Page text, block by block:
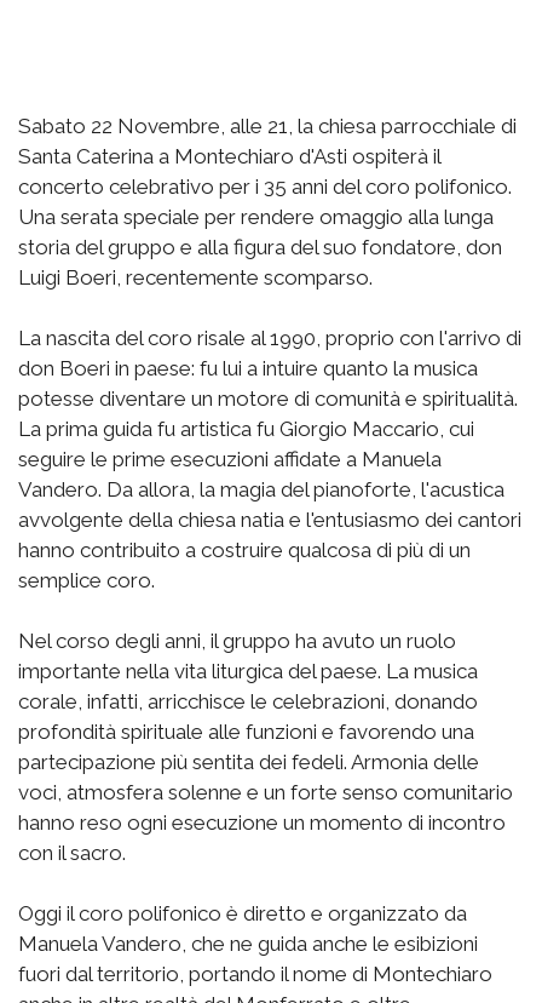
Sabato 22 Novembre, alle 21, la chiesa parrocchiale di
Santa Caterina a Montechiaro d'Asti ospiterà il
concerto celebrativo per i 35 anni del coro polifonico.
Una serata speciale per rendere omaggio alla lunga
storia del gruppo e alla figura del suo fondatore, don
Luigi Boeri, recentemente scomparso.
La nascita del coro risale al 1990, proprio con l'arrivo di
don Boeri in paese: fu lui a intuire quanto la musica
potesse diventare un motore di comunità e spiritualità.
La prima guida fu artistica fu Giorgio Maccario, cui
seguire le prime esecuzioni affidate a Manuela
Vandero. Da allora, la magia del pianoforte, l'acustica
avvolgente della chiesa natia e l'entusiasmo dei cantori
hanno contribuito a costruire qualcosa di più di un
semplice coro.
Nel corso degli anni, il gruppo ha avuto un ruolo
importante nella vita liturgica del paese. La musica
corale, infatti, arricchisce le celebrazioni, donando
profondità spirituale alle funzioni e favorendo una
partecipazione più sentita dei fedeli. Armonia delle
voci, atmosfera solenne e un forte senso comunitario
hanno reso ogni esecuzione un momento di incontro
con il sacro.
Oggi il coro polifonico è diretto e organizzato da
Manuela Vandero, che ne guida anche le esibizioni
fuori dal territorio, portando il nome di Montechiaro